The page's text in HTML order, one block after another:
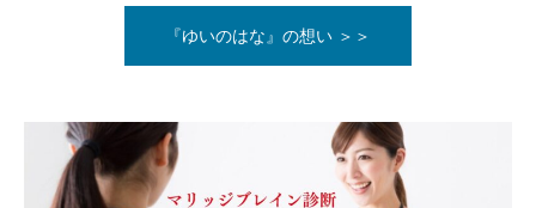
『ゆいのはな』の想い ＞＞